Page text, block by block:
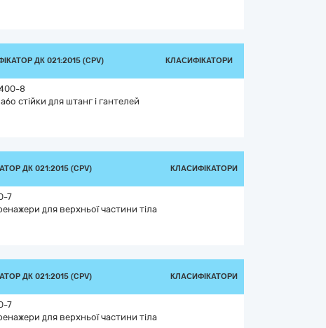
ДК 021:2015 (CPV) КЛАСИФІКАТОРИ
8
стійки для штанг і гантелей
ДК 021:2015 (CPV) КЛАСИФІКАТОРИ
7
для верхньої частини тіла
ДК 021:2015 (CPV) КЛАСИФІКАТОРИ
7
для верхньої частини тіла